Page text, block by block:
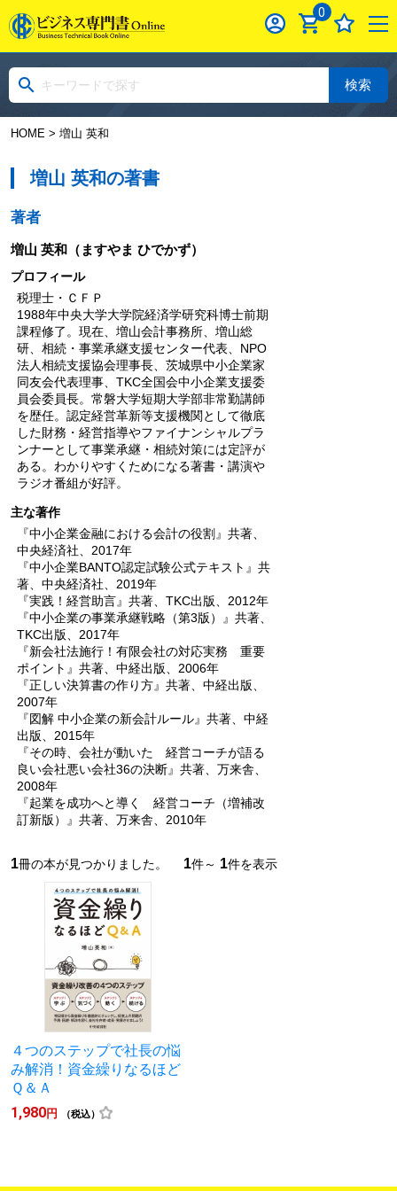
0
検索
HOME> 増山 英和
増山 英和の著書
著者
増山 英和（ますやま ひでかず）
プロフィール
税理士・ＣＦＰ
1988年中央大学大学院経済学研究科博士前期
課程修了。現在、増山会計事務所、増山総
研、相続・事業承継支援センター代表、NPO
法人相続支援協会理事長、茨城県中小企業家
同友会代表理事、TKC全国会中小企業支援委
員会委員長。常磐大学短期大学部非常勤講師
を歴任。認定経営革新等支援機関として徹底
した財務・経営指導やファイナンシャルプラ
ンナーとして事業承継・相続対策には定評が
ある。わかりやすくためになる著書・講演や
ラジオ番組が好評。
主な著作
『中小企業金融における会計の役割』共著、
中央経済社、2017年
『中小企業BANTO認定試験公式テキスト』共
著、中央経済社、2019年
『実践！経営助言』共著、TKC出版、2012年
『中小企業の事業承継戦略（第3版）』共著、
TKC出版、2017年
『新会社法施行！有限会社の対応実務 重要
ポイント』共著、中経出版、2006年
『正しい決算書の作り方』共著、中経出版、
2007年
『図解 中小企業の新会計ルール』共著、中経
出版、2015年
『その時、会社が動いた 経営コーチが語る
良い会社悪い会社36の決断』共著、万来舎、
2008年
『起業を成功へと導く 経営コーチ（増補改
訂新版）』共著、万来舎、2010年
1冊の本が見つかりました。 1件～ 1件を表示
４つのステップで社長の悩
み解消！資金繰りなるほど
Ｑ＆Ａ
1,980円 （税込）